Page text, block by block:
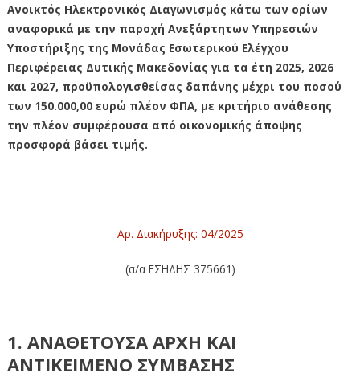
Ανοικτός Ηλεκτρονικός Διαγωνισμός κάτω των ορίων
αναφορικά με την παροχή Ανεξάρτητων Υπηρεσιών
Υποστήριξης της Μονάδας Εσωτερικού Ελέγχου
Περιφέρειας Δυτικής Μακεδονίας για τα έτη 2025, 2026
και 2027, προϋπολογισθείσας δαπάνης μέχρι του ποσού
των 150.000,00 ευρώ πλέον ΦΠΑ, με κριτήριο ανάθεσης
την πλέον συμφέρουσα από οικονομικής άποψης
προσφορά βάσει τιμής.
Αρ. Διακήρυξης: 04/2025
(α/α ΕΣΗΔΗΣ 375661)
1. ΑΝΑΘΕΤΟΥΣΑ ΑΡΧΗ ΚΑΙ
ΑΝΤΙΚΕΙΜΕΝΟ ΣΥΜΒΑΣΗΣ